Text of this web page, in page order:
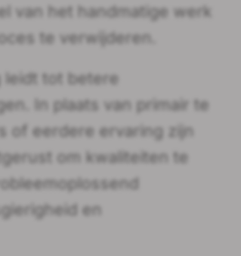
van het handmatige werk
te verwijderen.
leidt tot betere
In plaats van primair te
of eerdere ervaring zijn
om kwaliteiten te
en